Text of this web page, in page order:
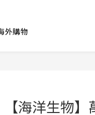
外購物
【海洋生物